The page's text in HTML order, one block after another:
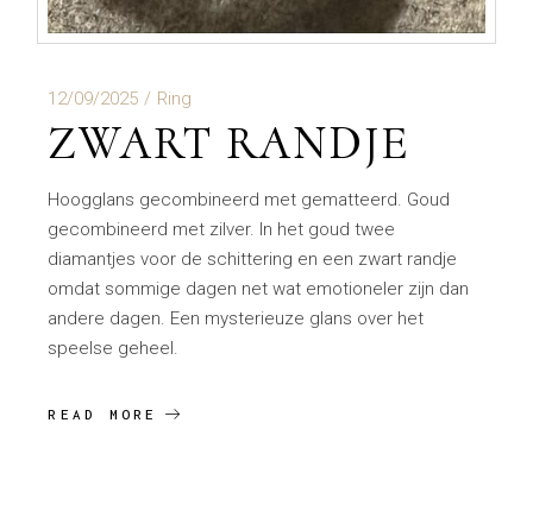
12/09/2025 Ring
ZWART RANDJE
Hoogglans gecombineerd met gematteerd. Goud
gecombineerd met zilver. In het goud twee
diamantjes voor de schittering en een zwart randje
omdat sommige dagen net wat emotioneler zijn dan
andere dagen. Een mysterieuze glans over het
speelse geheel.
READ MORE